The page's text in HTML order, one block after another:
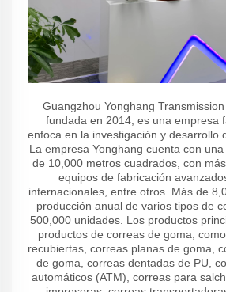
Guangzhou Yonghang
fundada en 2014, es una empresa
enfoca en la investigación y desarrollo
La empresa Yonghang cuenta con
de 10,000 metros cuadrados, con
equipos de fabricación
internacionales, entre otros. Más de
producción anual de varios tipos de
500,000 unidades. Los productos
productos de correas de goma,
recubiertas, correas planas de goma,
de goma, correas dentadas de PU,
automáticos (ATM), correas para